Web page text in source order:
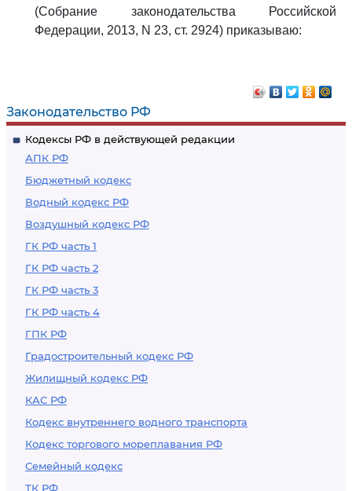
Законодательство РФ
Кодексы РФ в действующей редакции
АПК РФ
Бюджетный кодекс
Водный кодекс РФ
Воздушный кодекс РФ
ГК РФ часть 1
ГК РФ часть 2
ГК РФ часть 3
ГК РФ часть 4
ГПК РФ
Градостроительный кодекс РФ
Жилищный кодекс РФ
КАС РФ
Кодекс внутреннего водного транспорта
Кодекс торгового мореплавания РФ
Семейный кодекс
ТК РФ
(Собрание законодательства Российской
Федерации, 2013, N 23, ст. 2924) приказываю: